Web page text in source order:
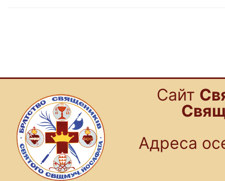
Cайт
Адреса